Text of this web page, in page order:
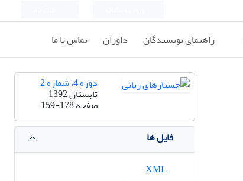
راهنمای نویسندگان داوران تماس با ما
دوره 4، شماره 2
تابستان 1392
صفحه159-178
فایل ها